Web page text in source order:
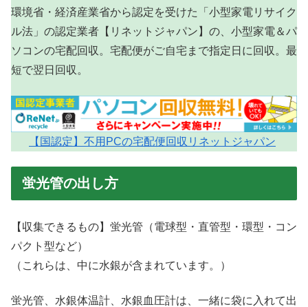
環境省・経済産業省から認定を受けた「小型家電リサイク
ル法」の認定業者【リネットジャパン】の、小型家電＆パ
ソコンの宅配回収。宅配便がご自宅まで指定日に回収。最
短で翌日回収。
【国認定】不用PCの宅配便回収リネットジャパン
蛍光管の出し方
【収集できるもの】蛍光管（電球型・直管型・環型・コン
パクト型など）
（これらは、中に水銀が含まれています。）
蛍光管、水銀体温計、水銀血圧計は、一緒に袋に入れて出